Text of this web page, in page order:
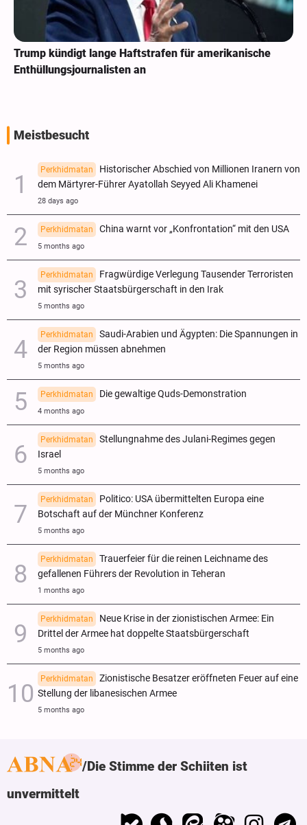
Trump kündigt lange Haftstrafen für amerikanische
Enthüllungsjournalisten an
Meistbesucht
Perkhidmatan
Historischer Abschied von Millionen Iranern von
dem Märtyrer-Führer Ayatollah Seyyed Ali Khamenei
28 days ago
Perkhidmatan China warnt vor „Konfrontation“ mit den USA
5 months ago
Perkhidmatan
Fragwürdige Verlegung Tausender Terroristen
mit syrischer Staatsbürgerschaft in den Irak
5 months ago
Perkhidmatan
Saudi-Arabien und Ägypten: Die Spannungen in
der Region müssen abnehmen
5 months ago
Perkhidmatan Die gewaltige Quds-Demonstration
4 months ago
Perkhidmatan
Stellungnahme des Julani-Regimes gegen
Israel
5 months ago
Perkhidmatan
Politico: USA übermittelten Europa eine
Botschaft auf der Münchner Konferenz
5 months ago
Perkhidmatan
Trauerfeier für die reinen Leichname des
gefallenen Führers der Revolution in Teheran
1 months ago
Perkhidmatan
Neue Krise in der zionistischen Armee: Ein
Drittel der Armee hat doppelte Staatsbürgerschaft
5 months ago
Perkhidmatan
Zionistische Besatzer eröffneten Feuer auf eine
Stellung der libanesischen Armee
5 months ago
Die Stimme der Schiiten ist
unvermittelt